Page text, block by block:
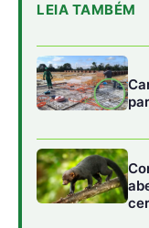
Um dos painéis
América Latina”,
erros, acertos e
capacitar
a relevância do